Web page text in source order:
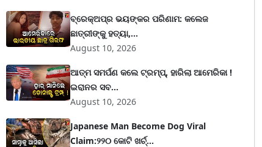
ବ୍ରେକ୍ଅପ୍‌ର ଭୟଙ୍କର ପରିଣାମ: କଲେଜ
ଛାତ୍ରୀଙ୍କୁ ହତ୍ୟା,...
August 10, 2026
ଆତ୍ମ ସମର୍ପଣ କଲେ ଟ୍ରମ୍ପ୍, ହାରିଲା ଆମେରିକା !
ଇରାନର ସବ...
August 10, 2026
Japanese Man Become Dog Viral
Claim:୨୨୦ କୋଟି ଖର୍ଚ୍...